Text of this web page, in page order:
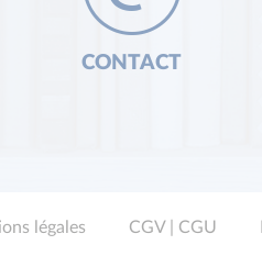
CONTACT
légales CGV | CGU